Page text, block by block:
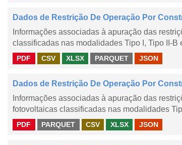
Dados de Restrição De Operação Por
Informações associadas à apuração das
classificadas nas modalidades Tipo I, Tipo II-B
PDF CSV XLSX PARQUET JSON
Dados de Restrição De Operação Por
Informações associadas à apuração das
fotovoltaicas classificadas nas modalidades
PDF PARQUET CSV XLSX JSON